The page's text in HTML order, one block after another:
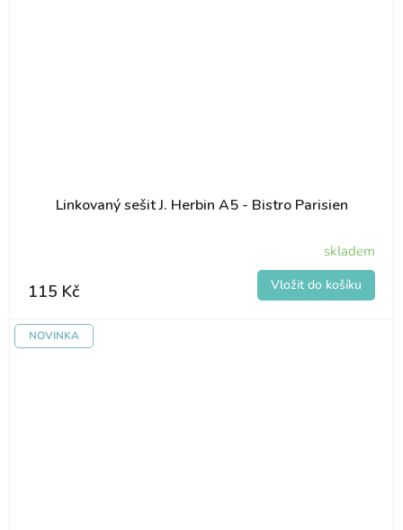
Linkovaný sešit J. Herbin A5 - Bistro Parisien
skladem
115 Kč
NOVINKA